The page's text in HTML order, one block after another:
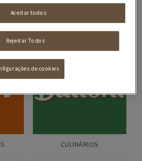
CHOCOLATES
CULINÁRIOS
Rejeitar Todos
Aceitar todos
de cookies